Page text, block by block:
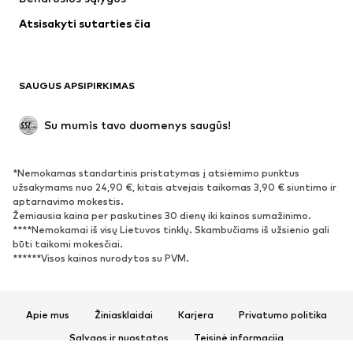
Apatiniai
Paltai
Proginiai
Išskirtiniai
BATAI
Naujienos
Sportbačiai
Aulinukai
Batai su kulniukais
Auliniai batai
Įsispiriami bateliai
Šlepetės
Atsisakyti sutarties čia
SAUGUS APSIPIRKIMAS
Su mumis tavo duomenys saugūs!
*Nemokamas standartinis pristatymas į atsiėmimo punktus
užsakymams nuo 24,90 €, kitais atvejais taikomas 3,90 € siuntimo ir
aptarnavimo mokestis.
Žemiausia kaina per paskutines 30 dienų iki kainos sumažinimo.
****Nemokamai iš visų Lietuvos tinklų. Skambučiams iš užsienio gali
būti taikomi mokesčiai.
******Visos kainos nurodytos su PVM.
Apie mus Žiniasklaidai Karjera
Privatumo politika
Sąlygos ir nuostatos
Teisinė informacija